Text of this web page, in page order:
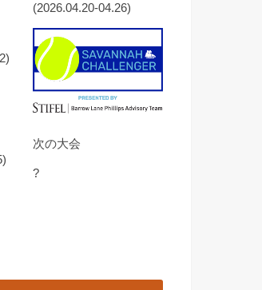
(2026.04.20-04.26)
次の大会
?